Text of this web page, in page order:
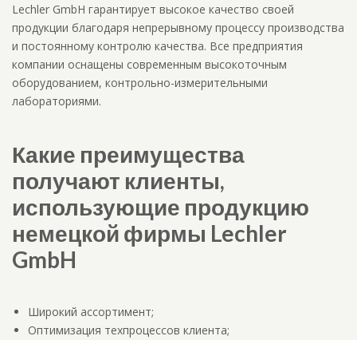
Lechler GmbH гарантирует высокое качество своей
продукции благодаря непрерывному процессу производства
и постоянному контролю качества. Все предприятия
компании оснащены современным высокоточным
оборудованием, контрольно-измерительными
лабораториями.
Какие преимущества
получают клиенты,
использующие продукцию
немецкой фирмы Lechler
GmbH
Широкий ассортимент;
Оптимизация техпроцессов клиента;